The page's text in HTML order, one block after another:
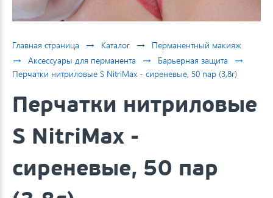
Главная страница → Каталог → Перманентный макияж
→ Аксессуары для перманента → Барьерная защита →
Перчатки нитриловые S NitriMax - сиреневые, 50 пар (3,8г)
Перчатки нитриловые
S NitriMax -
сиреневые, 50 пар